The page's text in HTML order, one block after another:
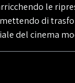
le
di
del cinema